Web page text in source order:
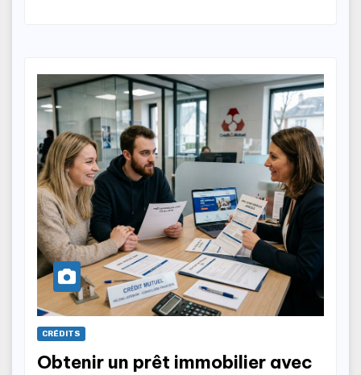
CRÉDITS
Obtenir un prêt immobilier avec